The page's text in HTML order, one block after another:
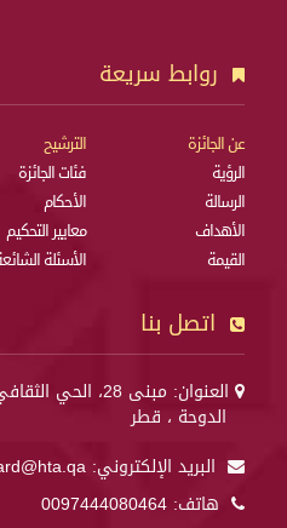
روابط سريعة
عن الجائزة
الرؤية
الرسالة
الأهداف
القيمة
الترشيح
فئات الجائزة
الأحكام
معايير التحكيم
الأسئلة
اتصل بنا
العنوان: مبنى 28، الحي الثقافي (كتارا)،
الدوحة ، قطر
البريد الإلكتروني:
هاتف: 0097444080464